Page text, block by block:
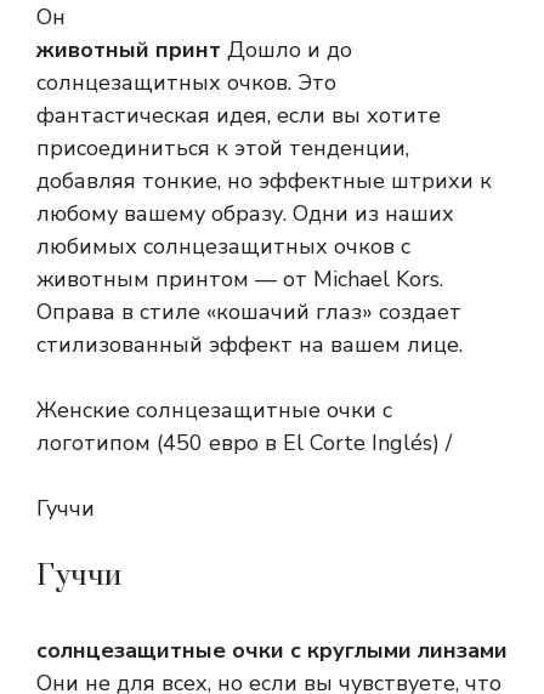
Он
животный принт Дошло и до
солнцезащитных очков. Это
фантастическая идея, если вы хотите
присоединиться к этой тенденции,
добавляя тонкие, но эффектные штрихи к
любому вашему образу. Одни из наших
любимых солнцезащитных очков с
животным принтом — от Michael Kors.
Оправа в стиле «кошачий глаз» создает
стилизованный эффект на вашем лице.
Женские солнцезащитные очки с
логотипом (450 евро в El Corte Inglés) /
Гуччи
Гуччи
солнцезащитные очки с круглыми линзами
Они не для всех, но если вы чувствуете, что